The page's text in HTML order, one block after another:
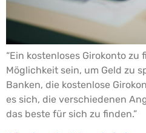
“Ein kostenloses Girokonto
Möglichkeit sein, um Geld zu
Banken, die kostenlose
es sich, die verschiedenen
das beste für sich zu finden.”